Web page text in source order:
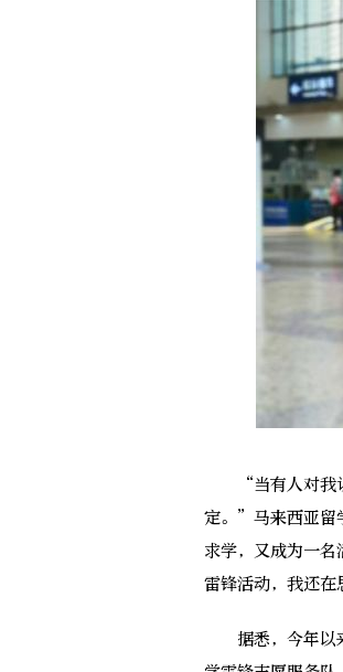
“当有人对我说
定。”马来西亚留
求学，又成为一
雷锋活动，我还在
据悉，今年以来